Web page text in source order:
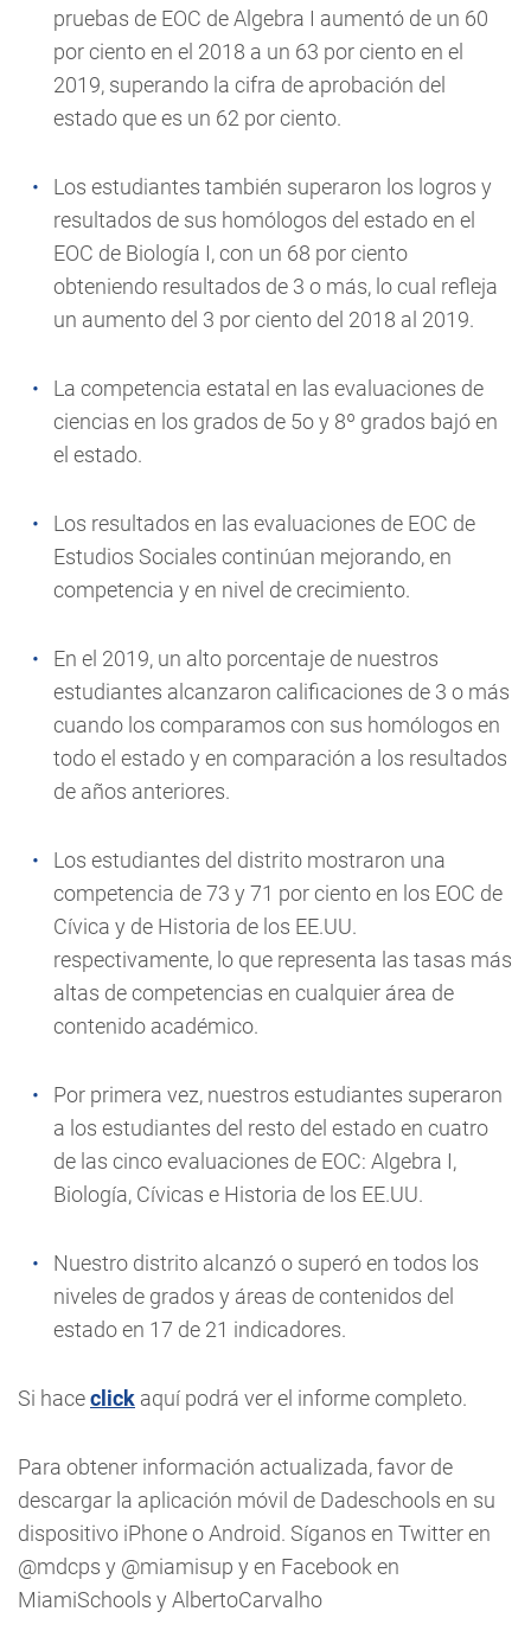
pruebas de EOC de Algebra I aumentó de un 60
por ciento en el 2018 a un 63 por ciento en el
2019, superando la cifra de aprobación del
estado que es un 62 por ciento.
Los estudiantes también superaron los logros y
resultados de sus homólogos del estado en el
EOC de Biología I, con un 68 por ciento
obteniendo resultados de 3 o más, lo cual refleja
un aumento del 3 por ciento del 2018 al 2019.
La competencia estatal en las evaluaciones de
ciencias en los grados de 5o y 8º grados bajó en
el estado.
Los resultados en las evaluaciones de EOC de
Estudios Sociales continúan mejorando, en
competencia y en nivel de crecimiento.
En el 2019, un alto porcentaje de nuestros
estudiantes alcanzaron calificaciones de 3 o más
cuando los comparamos con sus homólogos en
todo el estado y en comparación a los resultados
de años anteriores.
Los estudiantes del distrito mostraron una
competencia de 73 y 71 por ciento en los EOC de
Cívica y de Historia de los EE.UU.
respectivamente, lo que representa las tasas más
altas de competencias en cualquier área de
contenido académico.
Por primera vez, nuestros estudiantes superaron
a los estudiantes del resto del estado en cuatro
de las cinco evaluaciones de EOC: Algebra I,
Biología, Cívicas e Historia de los EE.UU.
Nuestro distrito alcanzó o superó en todos los
niveles de grados y áreas de contenidos del
estado en 17 de 21 indicadores.
Si haceclick aquí podrá ver el informe completo.
Para obtener información actualizada, favor de
descargar la aplicación móvil de Dadeschools en su
dispositivo iPhone o Android. Síganos en Twitter en
@mdcps y @miamisup y en Facebook en
MiamiSchools y AlbertoCarvalho